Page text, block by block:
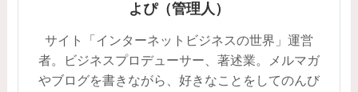
よぴ（管理人）
サイト「インターネットビジネスの世界」運営
者。ビジネスプロデューサー、著述業。メルマガ
やブログを書きながら、好きなことをしてのんび